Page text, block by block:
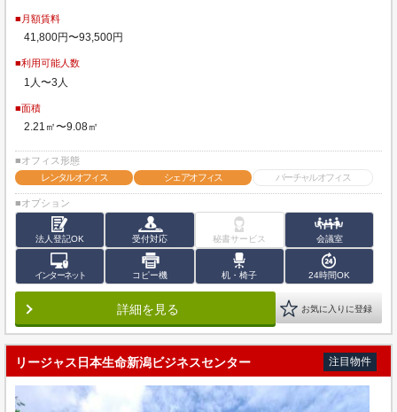
■月額賃料
41,800円〜93,500円
■利用可能人数
1人〜3人
■面積
2.21㎡〜9.08㎡
■オフィス形態
レンタルオフィス
シェアオフィス バーチャルオフィス
■オプション
法人登記OK 受付対応 秘書サービス 会議室
インターネット コピー機 机・椅子 24時間OK
詳細を見る お気に入りに登録
リージャス日本生命新潟ビジネスセンター 注目物件